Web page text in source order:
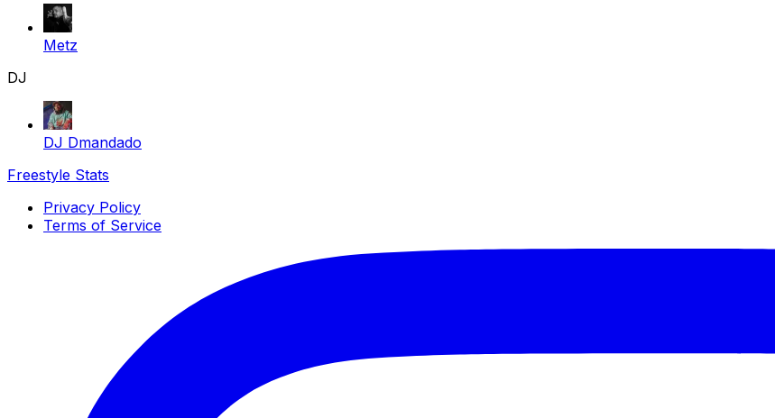
Metz
DJ
DJ Dmandado
Freestyle Stats
Privacy Policy
Terms of Service